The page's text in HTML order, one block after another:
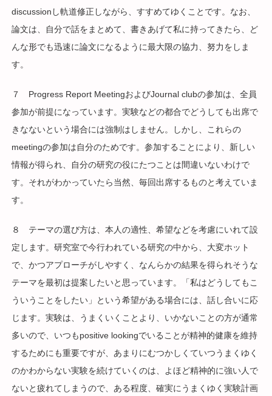
discussionし軌道修正しながら、すすめてゆくことです。なお、
論文は、自分で話をまとめて、書きあげて私に持ってきたら、ど
んな形でも迅速に論文になるように最大限の協力、努力をしま
す。
７ Progress Report MeetingおよびJournal clubの参加は、全員
参加が前提になっています。実験などの都合でどうしても出席で
きなないという場合には強制はしません。しかし、これらの
meetingの参加は自分のためです。参加することにより、新しい
情報が得られ、自分の研究の役にたつことは間違いないわけで
す。それがわかっていたら当然、毎回出席するものと考えていま
す。
８ テーマの選び方は、本人の適性、希望などを考慮にいれて設
定します。研究室で今行われている研究の中から、大変ホット
で、かつアプローチがしやすく、なんらかの結果を得られそうな
テーマを最初は提案したいと思っています。「私はどうしてもこ
ういうことをしたい」という希望がある場合には、話し合いに応
じます。実験は、うまくいくことより、いかないことの方が通常
多いので、いつもpositive lookingでいることが精神的健康を維持
するためにも重要ですが、あまりにむつかしくていつうまくゆく
のかわからない実験を続けていくのは、よほど精神的に強い人で
ないと疲れてしまうので、ある程度、確実にうまくゆく実験計画